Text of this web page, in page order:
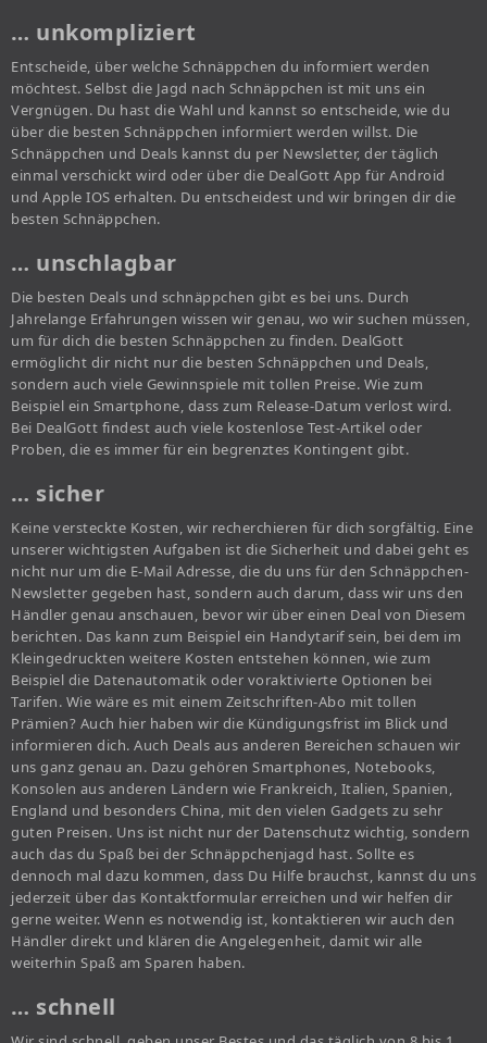
… unkompliziert
Entscheide, über welche Schnäppchen du informiert werden
möchtest. Selbst die Jagd nach Schnäppchen ist mit uns ein
Vergnügen. Du hast die Wahl und kannst so entscheide, wie du
über die besten Schnäppchen informiert werden willst. Die
Schnäppchen und Deals kannst du per Newsletter, der täglich
einmal verschickt wird oder über die DealGott App für Android
und Apple IOS erhalten. Du entscheidest und wir bringen dir die
besten Schnäppchen.
… unschlagbar
Die besten Deals und schnäppchen gibt es bei uns. Durch
Jahrelange Erfahrungen wissen wir genau, wo wir suchen müssen,
um für dich die besten Schnäppchen zu finden. DealGott
ermöglicht dir nicht nur die besten Schnäppchen und Deals,
sondern auch viele Gewinnspiele mit tollen Preise. Wie zum
Beispiel ein Smartphone, dass zum Release-Datum verlost wird.
Bei DealGott findest auch viele kostenlose Test-Artikel oder
Proben, die es immer für ein begrenztes Kontingent gibt.
… sicher
Keine versteckte Kosten, wir recherchieren für dich sorgfältig. Eine
unserer wichtigsten Aufgaben ist die Sicherheit und dabei geht es
nicht nur um die E-Mail Adresse, die du uns für den Schnäppchen-
Newsletter gegeben hast, sondern auch darum, dass wir uns den
Händler genau anschauen, bevor wir über einen Deal von Diesem
berichten. Das kann zum Beispiel ein Handytarif sein, bei dem im
Kleingedruckten weitere Kosten entstehen können, wie zum
Beispiel die Datenautomatik oder voraktivierte Optionen bei
Tarifen. Wie wäre es mit einem Zeitschriften-Abo mit tollen
Prämien? Auch hier haben wir die Kündigungsfrist im Blick und
informieren dich. Auch Deals aus anderen Bereichen schauen wir
uns ganz genau an. Dazu gehören Smartphones, Notebooks,
Konsolen aus anderen Ländern wie Frankreich, Italien, Spanien,
England und besonders China, mit den vielen Gadgets zu sehr
guten Preisen. Uns ist nicht nur der Datenschutz wichtig, sondern
auch das du Spaß bei der Schnäppchenjagd hast. Sollte es
dennoch mal dazu kommen, dass Du Hilfe brauchst, kannst du uns
jederzeit über das Kontaktformular erreichen und wir helfen dir
gerne weiter. Wenn es notwendig ist, kontaktieren wir auch den
Händler direkt und klären die Angelegenheit, damit wir alle
weiterhin Spaß am Sparen haben.
… schnell